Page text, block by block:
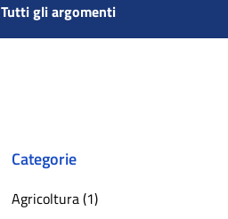
Tutti gli argomenti
Categorie
Agricoltura (1)